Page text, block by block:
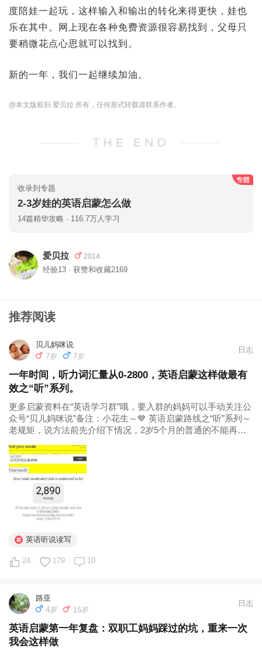
度陪娃一起玩，这样输入和输出的转化来得更快，娃也
乐在其中。网上现在各种免费资源很容易找到，父母只
要稍微花点心思就可以找到。
新的一年，我们一起继续加油。
@本文版权归 爱贝拉 所有，任何形式转载请联系作者。
收录到专题
2-3岁娃的英语启蒙怎么做
14篇精华攻略 · 116.7万人学习
爱贝拉 2014
经验13 · 获赞和收藏2169
推荐阅读
贝儿妈咪说
7岁
7岁
日志
一年时间，听力词汇量从0-2800，英语启蒙这样做最有
效之“听”系列。
更多启蒙资料在“英语学习群”哦，要入群的妈妈可以手动关注公
众号“贝儿妈咪说”备注：小花生～💙 英语启蒙路线之“听”系列～
老规矩，说方法前先介绍下情况，2岁5个月的普通的不能再普
启蒙了一年2个月时间，前几天测了词汇量有2800。我觉得肯定
虚...
英语听说读写
24 179 10
路亚
4岁
15岁
日志
英语启蒙第一年复盘：双职工妈妈踩过的坑，重来一次
我会这样做